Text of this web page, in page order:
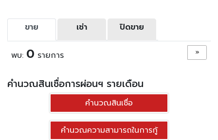
ขาย เช่า ปิดขาย
พบ: 0 รายการ »
คำนวณสินเชื่อการผ่อนฯ รายเดือน
คำนวณสินเชื่อ
คำนวณความสามารถในการกู้